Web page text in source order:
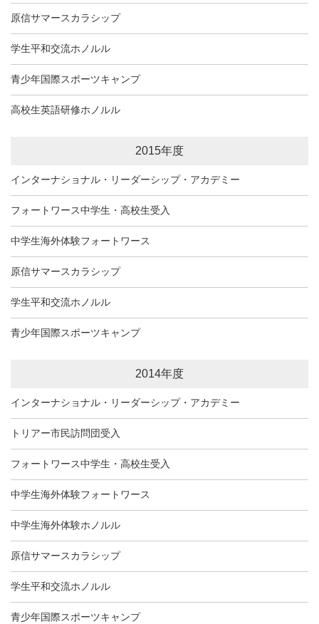
原信サマースカラシップ
学生平和交流ホノルル
青少年国際スポーツキャンプ
高校生英語研修ホノルル
2015年度
インターナショナル・リーダーシップ・アカデミー
フォートワース中学生・高校生受入
中学生海外体験フォートワース
原信サマースカラシップ
学生平和交流ホノルル
青少年国際スポーツキャンプ
2014年度
インターナショナル・リーダーシップ・アカデミー
トリアー市民訪問団受入
フォートワース中学生・高校生受入
中学生海外体験フォートワース
中学生海外体験ホノルル
原信サマースカラシップ
学生平和交流ホノルル
青少年国際スポーツキャンプ